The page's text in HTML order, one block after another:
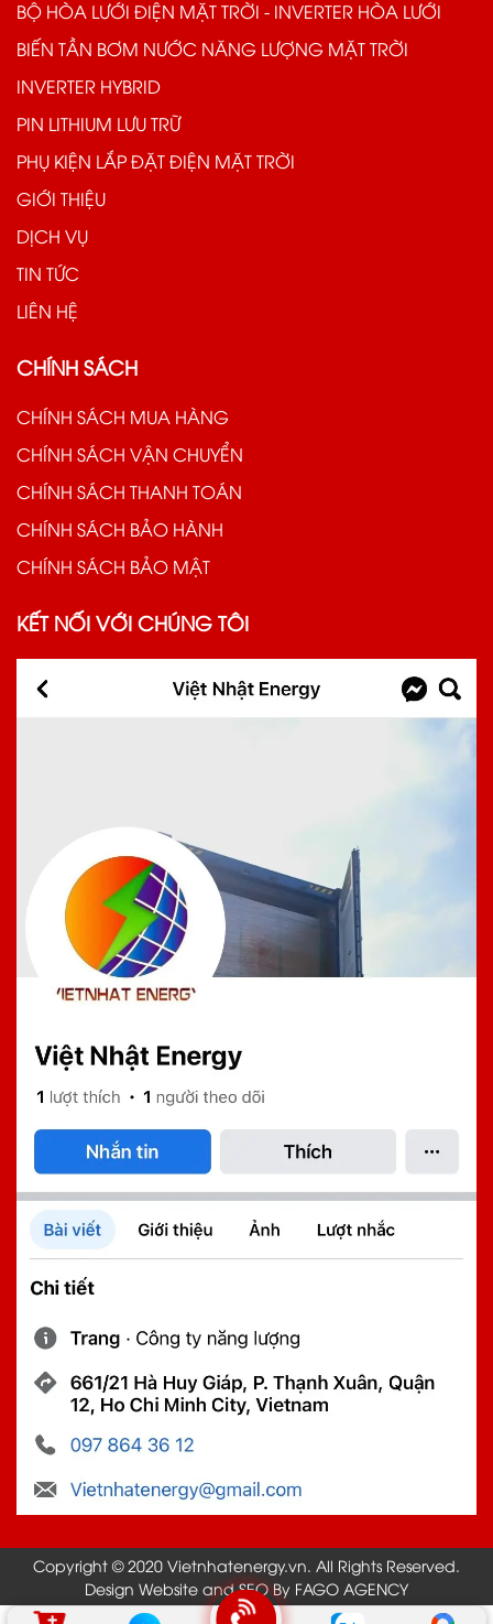
BỘ HÒA LƯỚI ĐIỆN MẶT TRỜI - INVERTER HÒA LƯỚI
BIẾN TẦN BƠM NƯỚC NĂNG LƯỢNG MẶT TRỜI
INVERTER HYBRID
PIN LITHIUM LƯU TRỮ
PHỤ KIỆN LẮP ĐẶT ĐIỆN MẶT TRỜI
GIỚI THIỆU
DỊCH VỤ
TIN TỨC
LIÊN HỆ
CHÍNH SÁCH
CHÍNH SÁCH MUA HÀNG
CHÍNH SÁCH VẬN CHUYỂN
CHÍNH SÁCH THANH TOÁN
CHÍNH SÁCH BẢO HÀNH
CHÍNH SÁCH BẢO MẬT
KẾT NỐI VỚI CHÚNG TÔI
Copyright © 2020 Vietnhatenergy.vn. All Rights Reserved.
Design Website and SEO By FAGO AGENCY